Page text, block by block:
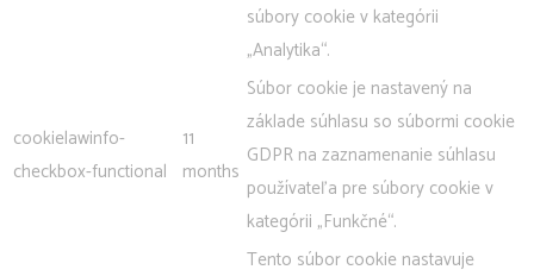
súbory cookie v kategórii
„Analytika“.
cookielawinfo-
checkbox-functional
11
months
Súbor cookie je nastavený na
základe súhlasu so súbormi cookie
GDPR na zaznamenanie súhlasu
používateľa pre súbory cookie v
kategórii „Funkčné“.
Tento súbor cookie nastavuje